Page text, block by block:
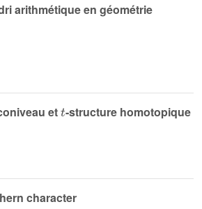
arithmétique en géométrie
et -structure homotopique
character